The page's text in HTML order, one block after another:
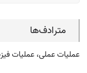
مترادف‌ها
عملیات عملی، عملیات